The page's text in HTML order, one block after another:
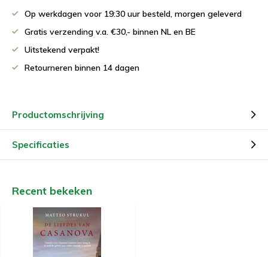
Op werkdagen voor 19:30 uur besteld, morgen geleverd
Gratis verzending v.a. €30,- binnen NL en BE
Uitstekend verpakt!
Retourneren binnen 14 dagen
Productomschrijving
Specificaties
Recent bekeken